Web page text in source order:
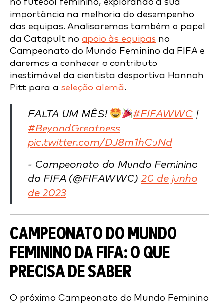
no futebol feminino, explorando a sua
importância na melhoria do desempenho
das equipas. Analisaremos também o papel
da Catapult no apoio às equipas no
Campeonato do Mundo Feminino da FIFA e
daremos a conhecer o contributo
inestimável da cientista desportiva Hannah
Pitt para a seleção alemã.
FALTA UM MÊS! #FIFAWWC |
#BeyondGreatness
pic.twitter.com/DJ8m1hCuNd
- Campeonato do Mundo Feminino
da FIFA (@FIFAWWC) 20 de junho
de 2023
CAMPEONATO DO MUNDO
FEMININO DA FIFA: O QUE
PRECISA DE SABER
O próximo Campeonato do Mundo Feminino